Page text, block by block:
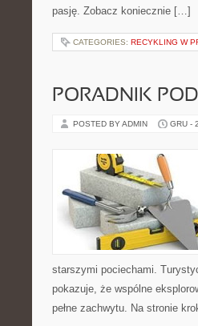
pasję. Zobacz koniecznie […]
CATEGORIES: RECYKLING W
PORADNIK
POSTED BY ADMIN GRU -
starszymi pociechami.
pokazuje, że wspólne
pełne zachwytu. Na stronie